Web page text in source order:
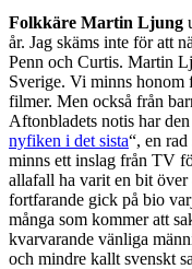
Folkkäre Martin Ljung
år. Jag skäms inte för att
Penn och Curtis. Martin
Sverige. Vi minns honom
filmer. Men också från
Aftonbladets notis har
nyfiken i det sista“, en
minns ett inslag från TV
allafall ha varit en bit
fortfarande gick på bio
många som kommer att
kvarvarande vänliga
och mindre kallt svenskt